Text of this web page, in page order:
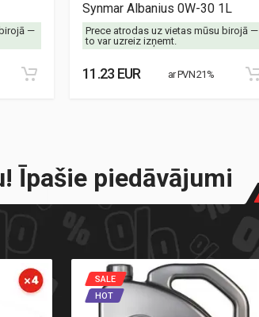
—
Synmar Albanius 0W-30 1L
Prece atrodas uz vietas mūsu birojā —
to var uzreiz izņemt.
11.23 EUR ar PVN 21%
Īpašie piedāvājumi
SALE
HOT